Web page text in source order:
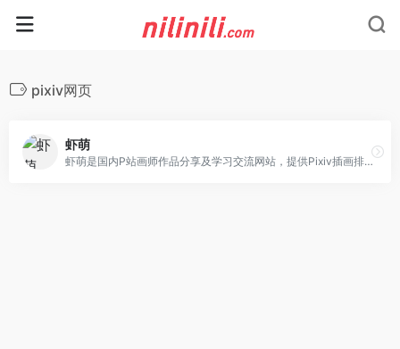
pixiv网页
虾萌
虾萌是国内P站画师作品分享及学习交流网站，提供Pixiv插画排行榜与各类动漫二次元插画的浏览以及热门排序的高级会员搜索，并围绕着画作提供了收藏与画集等特色功能，致力于给予用户完善的一站式社区体验。海量pixiv画师作品，p站画师一手掌握！